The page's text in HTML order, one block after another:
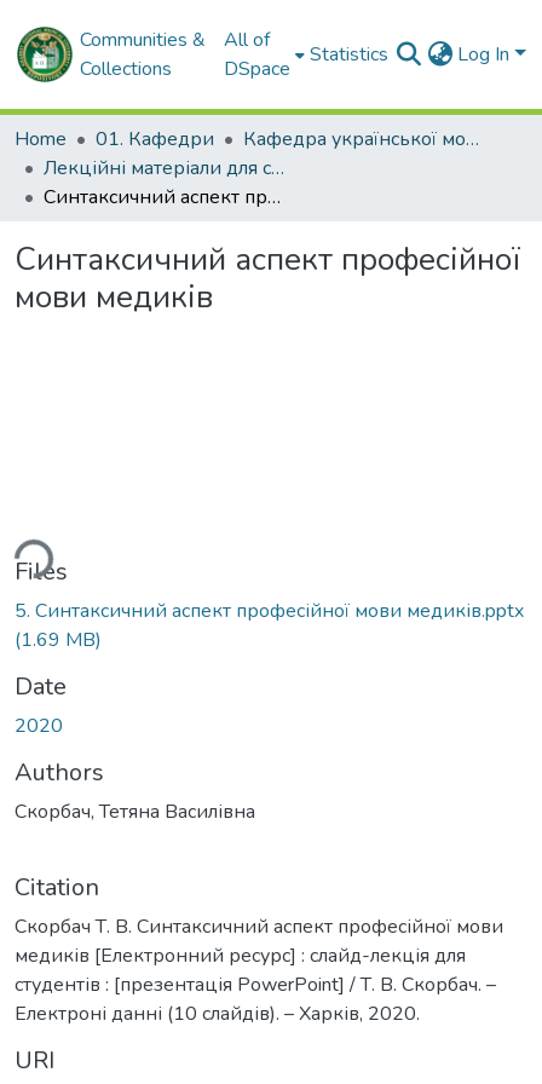
Communities &
Collections
All of
DSpace
Statistics Log In
Home 01. Кафедри
Кафедра української мови та педагогіки
Лекційні матеріали для студентів. Кафедра української мови та педагогіки
Синтаксичний аспект професійної мови медиків
Синтаксичний аспект професійної
мови медиків
Files
5. Синтаксичний аспект професійної мови медиків.pptx
(1.69 MB)
Date
2020
Authors
Скорбач, Тетяна Василівна
Citation
Скорбач Т. В. Синтаксичний аспект професійної мови
медиків [Електронний ресурс] : слайд-лекція для
студентів : [презентація PowerPoint] / Т. В. Скорбач. –
Електроні данні (10 слайдів). – Харків, 2020.
URI